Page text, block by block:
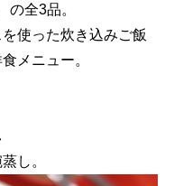
の全3品。
使った炊き込みご飯
メニュー。
し。